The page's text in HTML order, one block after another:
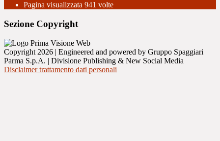
Pagina visualizzata 941 volte
Sezione Copyright
Copyright 2026 | Engineered and powered by Gruppo Spaggiari
Parma S.p.A. | Divisione Publishing & New Social Media
Disclaimer trattamento dati personali